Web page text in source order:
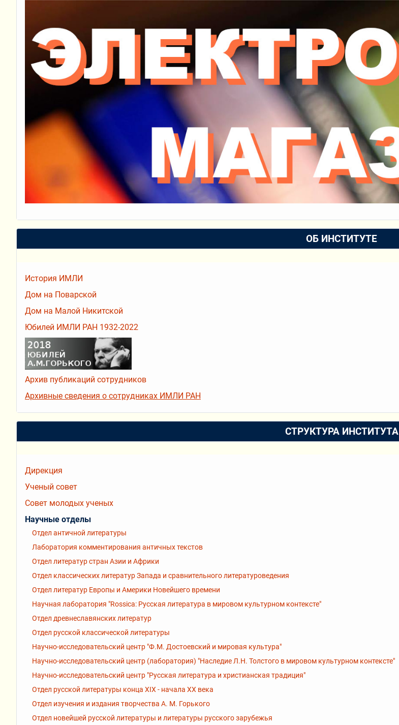
ОБ ИНСТИТУТЕ
История ИМЛИ
Дом на Поварской
Дом на Малой Никитской
Юбилей ИМЛИ РАН 1932-2022
Архив публикаций сотрудников
Архивные сведения о сотрудниках ИМЛИ РАН
СТРУКТУРА ИНСТИТУТА
Дирекция
Ученый совет
Совет молодых ученых
Научные отделы
Отдел античной литературы
Лаборатория комментирования античных текстов
Отдел литератур стран Азии и Африки
Отдел классических литератур Запада и сравнительного литературоведения
Отдел литератур Европы и Америки Новейшего времени
Научная лаборатория "Rossiсa: Русская литература в мировом культурном контексте"
Отдел древнеславянских литератур
Отдел русской классической литературы
Научно-исследовательский центр "Ф.М. Достоевский и мировая культура"
Научно-исследовательский центр (лаборатория) "Наследие Л.Н. Толстого в мировом культурном контексте"
Научно-исследовательский центр "Русская литература и христианская традиция"
Отдел русской литературы конца XIX - начала XX века
Отдел изучения и издания творчества А. М. Горького
Отдел новейшей русской литературы и литературы русского зарубежья